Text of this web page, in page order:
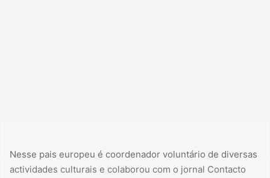
Nesse pais europeu é coordenador voluntário de diversas
actividades culturais e colaborou com o jornal Contacto